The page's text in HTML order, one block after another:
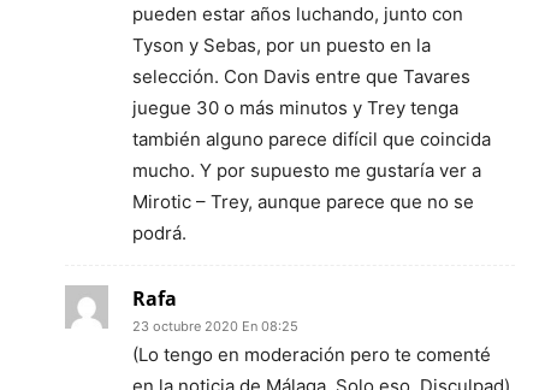
pueden estar años luchando, junto con
Tyson y Sebas, por un puesto en la
selección. Con Davis entre que Tavares
juegue 30 o más minutos y Trey tenga
también alguno parece difícil que coincida
mucho. Y por supuesto me gustaría ver a
Mirotic – Trey, aunque parece que no se
podrá.
Rafa
23 octubre 2020 En 08:25
(Lo tengo en moderación pero te comenté